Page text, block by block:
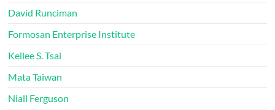
David Runciman
Formosan Enterprise Institute
Kellee S. Tsai
Mata Taiwan
Niall Ferguson